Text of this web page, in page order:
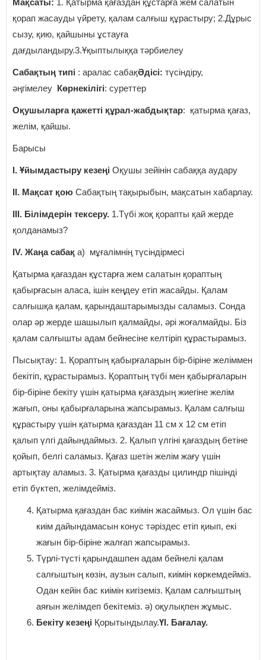
қорап жасауды үйрету, қалам салғыш құрастыру; 2.Дұрыс
сызу, қию, қайшыны ұстауға
дағдыландыру.3.Ұқыптылыққа тәрбиелеу
Сабақтың типі : аралас сабақӘдісі: түсіндіру,
әңгімелеу Көрнекілігі: суреттер
Оқушыларға қажетті құрал-жабдықтар: қатырма қағаз,
желім, қайшы.
Барысы
І. Ұйымдастыру кезеңі Оқушы зейінін сабаққа аудару
ІІ. Мақсат қою Сабақтың тақырыбын, мақсатын хабарлау.
ІІІ. Білімдерін тексеру. 1.Түбі жоқ қорапты қай жерде
қолданамыз?
ІV. Жаңа сабақ а) мұғалімнің түсіндірмесі
Қатырма қағаздан құстарға жем салатын қораптың
қабырғасын аласа, ішін кеңдеу етіп жасайды. Қалам
салғышқа қалам, қарындаштарымызды саламыз. Сонда
олар әр жерде шашылып қалмайды, әрі жоғалмайды. Біз
қалам салғышты адам бейнесіне келтіріп құрастырамыз.
Пысықтау: 1. Қораптың қабырғаларын бір-біріне желіммен
бекітіп, құрастырамыз. Қораптың түбі мен қабырғаларын
бір-біріне бекіту үшін қатырма қағаздың жиегіне желім
жағып, оны қабырғаларына жапсырамыз. Қалам салғыш
құрастыру үшін қатырма қағаздан 11 см х 12 см етіп
қалып үлгі дайындаймыз. 2. Қалып үлгіні қағаздың бетіне
қойып, белгі саламыз. Қағаз шетін желім жағу үшін
артықтау аламыз. 3. Қатырма қағазды цилиндр пішінді
етіп бүктеп, желімдейміз.
Қатырма қағаздан бас киімін жасаймыз. Ол үшін бас
киім дайындамасын конус тәріздес етіп қиып, екі
жағын бір-біріне жалғап жапсырамыз.
Түрлі-түсті қарындашпен адам бейнелі қалам
салғыштың көзін, аузын салып, киімін көркемдейміз.
Одан кейін бас киімін кигіземіз. Қалам салғыштың
аяғын желімдеп бекітеміз. ә) оқулықпен жұмыс.
Бекіту кезеңі Қорытындылау.ҮІ. Бағалау.